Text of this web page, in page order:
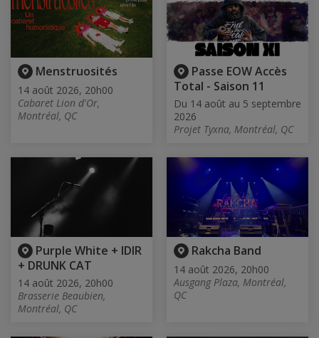
Menstruosités
14 août 2026, 20h00
Cabaret Lion d'Or,
Montréal, QC
Passe EOW Accès
Total - Saison 11
Du 14 août au 5 septembre
2026
Projet Tyxna, Montréal, QC
Purple White + IDIR
+ DRUNK CAT
14 août 2026, 20h00
Brasserie Beaubien,
Montréal, QC
Rakcha Band
14 août 2026, 20h00
Ausgang Plaza, Montréal,
QC